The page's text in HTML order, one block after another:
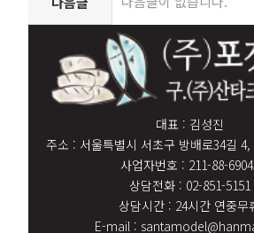
대표 : 김성진
주소 : 서울특별시 서초구 방배로34길
사업자번호 : 211-88-
상담전화 : 02-851-5151
상담시간 : 24시간 연중무
E-mail :